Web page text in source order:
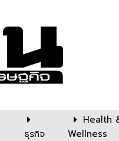
ธุรกิจ
Health
Wellness